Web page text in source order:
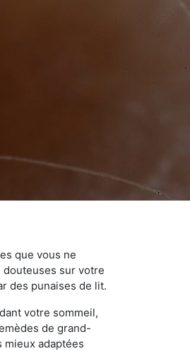
que vous ne
douteuses sur votre
des punaises de lit.
votre sommeil,
de grand-
adaptées